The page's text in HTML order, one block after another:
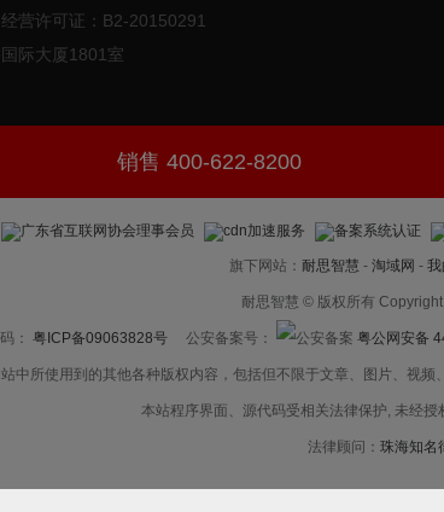
营许可证：B2-20150291
际大厦1801室
销售 400-622-8200
旗下网站： 耐思智慧 - 淘域网 -
耐思智慧 © 版权所有
： 粤ICP备09063828号公安备案号： 粤公网安备
中所使用到的其他各种版权内容，包括但不限于文章、图片、视
本站程序界面、源代码受相关法律保护, 未经
法律顾问： 珠海知名